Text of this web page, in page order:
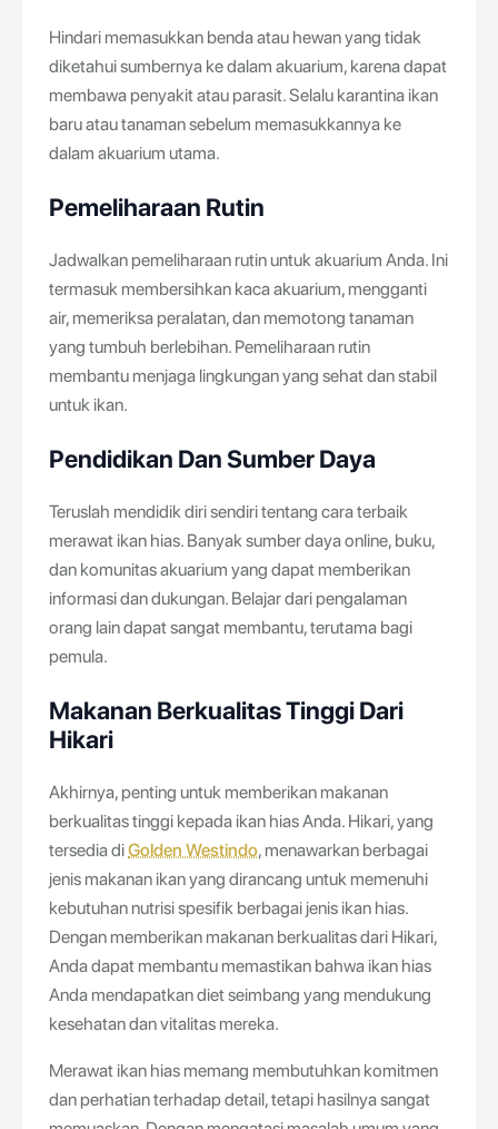
Hindari memasukkan benda atau hewan yang tidak
diketahui sumbernya ke dalam akuarium, karena dapat
membawa penyakit atau parasit. Selalu karantina ikan
baru atau tanaman sebelum memasukkannya ke
dalam akuarium utama.
Pemeliharaan Rutin
Jadwalkan pemeliharaan rutin untuk akuarium Anda. Ini
termasuk membersihkan kaca akuarium, mengganti
air, memeriksa peralatan, dan memotong tanaman
yang tumbuh berlebihan. Pemeliharaan rutin
membantu menjaga lingkungan yang sehat dan stabil
untuk ikan.
Pendidikan Dan Sumber Daya
Teruslah mendidik diri sendiri tentang cara terbaik
merawat ikan hias. Banyak sumber daya online, buku,
dan komunitas akuarium yang dapat memberikan
informasi dan dukungan. Belajar dari pengalaman
orang lain dapat sangat membantu, terutama bagi
pemula.
Makanan Berkualitas Tinggi Dari
Hikari
Akhirnya, penting untuk memberikan makanan
berkualitas tinggi kepada ikan hias Anda. Hikari, yang
tersedia diGolden Westindo, menawarkan berbagai
jenis makanan ikan yang dirancang untuk memenuhi
kebutuhan nutrisi spesifik berbagai jenis ikan hias.
Dengan memberikan makanan berkualitas dari Hikari,
Anda dapat membantu memastikan bahwa ikan hias
Anda mendapatkan diet seimbang yang mendukung
kesehatan dan vitalitas mereka.
Merawat ikan hias memang membutuhkan komitmen
dan perhatian terhadap detail, tetapi hasilnya sangat